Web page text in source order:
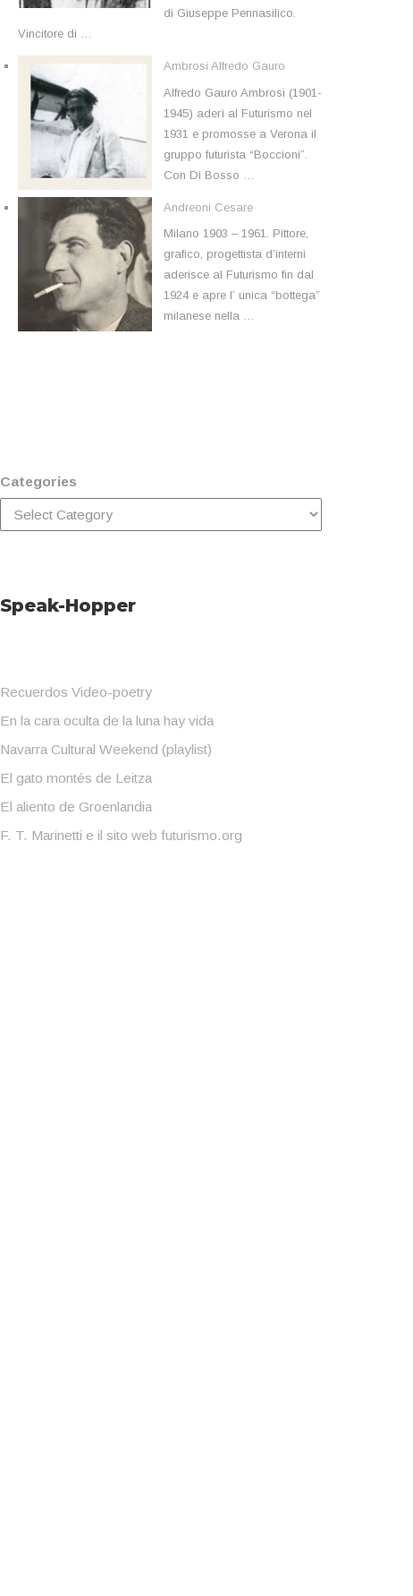
di Giuseppe Pennasilico.
Vincitore di …
Ambrosi Alfredo Gauro
Alfredo Gauro Ambrosi (1901-
1945) aderì al Futurismo nel
1931 e promosse a Verona il
gruppo futurista “Boccioni”.
Con Di Bosso …
Andreoni Cesare
Milano 1903 – 1961. Pittore,
grafico, progettista d’interni
aderisce al Futurismo fin dal
1924 e apre l’ unica “bottega”
milanese nella …
Categories
Speak-Hopper
Recuerdos Video-poetry
En la cara oculta de la luna hay vida
Navarra Cultural Weekend (playlist)
El gato montés de Leitza
El aliento de Groenlandia
F. T. Marinetti e il sito web futurismo.org